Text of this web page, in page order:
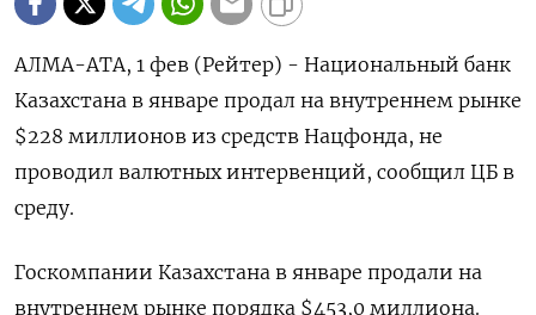
АЛМА-АТА, 1 фев (Рейтер) - Национальный банк
Казахстана в январе продал на внутреннем рынке
$228 миллионов из средств Нацфонда, не
проводил валютных интервенций, сообщил ЦБ в
среду.
Госкомпании Казахстана в январе продали на
внутреннем рынке порядка $453,0 миллиона.